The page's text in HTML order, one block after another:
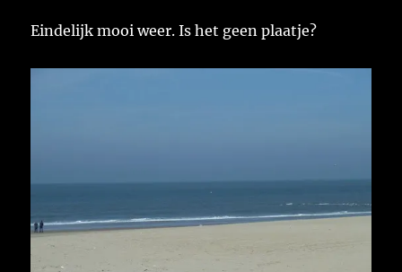
Eindelijk mooi weer. Is het geen plaatje?